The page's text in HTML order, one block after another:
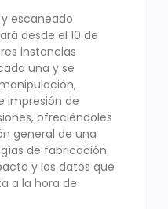
y escaneado
desde el 10 de
instancias
una y se
impresión de
ofreciéndoles
general de una
de fabricación
y los datos que
a la hora de